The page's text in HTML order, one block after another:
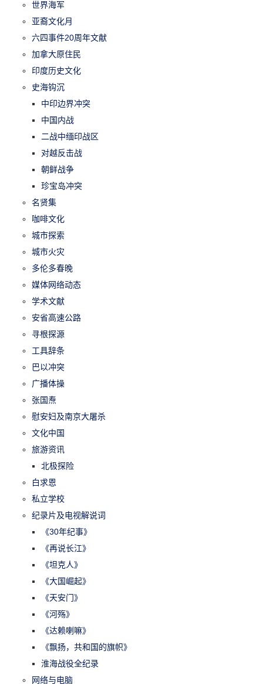
世界海军
亚裔文化月
六四事件20周年文献
加拿大原住民
印度历史文化
史海钩沉
中印边界冲突
中国内战
二战中缅印战区
对越反击战
朝鲜战争
珍宝岛冲突
名贤集
咖啡文化
城市探索
城市火灾
多伦多春晚
媒体网络动态
学术文献
安省高速公路
寻根探源
工具辞条
巴以冲突
广播体操
张国焘
慰安妇及南京大屠杀
文化中国
旅游资讯
北极探险
白求恩
私立学校
纪录片及电视解说词
《30年纪事》
《再说长江》
《坦克人》
《大国崛起》
《天安门》
《河殇》
《达赖喇嘛》
《飘扬，共和国的旗帜》
淮海战役全纪录
网络与电脑